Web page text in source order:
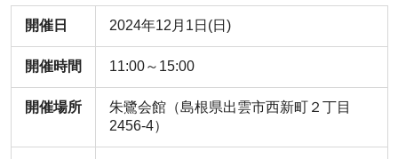
開催日 2024年12月1日(日)
開催時間 11:00～15:00
開催場所
朱鷺会館（島根県出雲市西新町２丁目
2456-4）